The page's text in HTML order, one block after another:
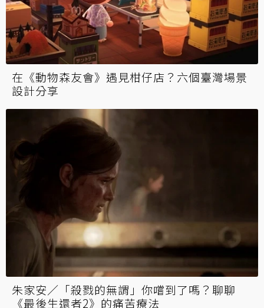
在《動物森友會》遇見柑仔店？六個臺灣場景
設計分享
朱家安／「殺戮的無謂」你嚐到了嗎？聊聊
《最後生還者2》的痛苦療法